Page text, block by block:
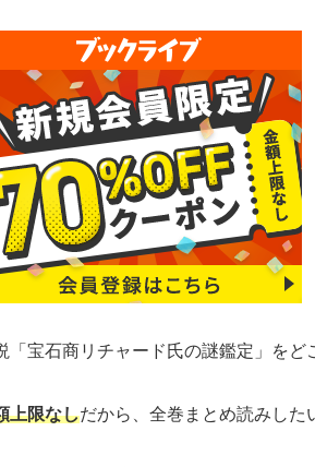
「宝石商リチャード氏の謎鑑定」をど
上限なしだから、全巻まとめ読みした